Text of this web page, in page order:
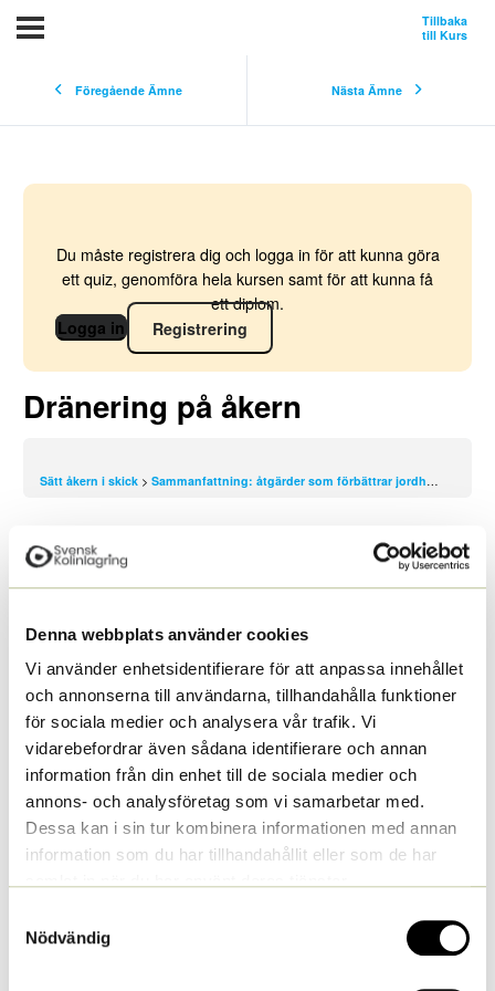
Denna webbplats använder cookies
Vi använder enhetsidentifierare för att anpassa innehållet
och annonserna till användarna, tillhandahålla funktioner
för sociala medier och analysera vår trafik. Vi
vidarebefordrar även sådana identifierare och annan
information från din enhet till de sociala medier och
annons- och analysföretag som vi samarbetar med.
Dessa kan i sin tur kombinera informationen med annan
information som du har tillhandahållit eller som de har
Nödvändig
Föregående Ämne Nästa Ämne
Tillbaka
till Kurs
Du måste registrera dig och logga in för att kunna göra
ett quiz, genomföra hela kursen samt för att kunna få
ett diplom.
Logga in
Registrering
Dränering på åkern
Sätt åkern i skick Sammanfattning: åtgärder som förbättrar jordhälsan
En fungerande dränering är viktig för jordens bördighet.
Nackdiken och utfallsdiken ska hållas öppna och man ska hålla
koll på deras vattenflöde.
När underhållet av täckdikena ska skötas kan dessa
frågor vara vägledande i vad som behöver åtgärdas:
Är utfallsöppningarna öppna?
Fungerar uppsamlingsbrunnarna?
Är dräneringshöjden tillräcklig?
Är vattenflödet tillräckligt, dvs. 1
rotsystem skäras av på ca 15 meters radie från